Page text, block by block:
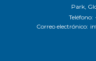
Park,
Teléfono:
Correo electrónico: